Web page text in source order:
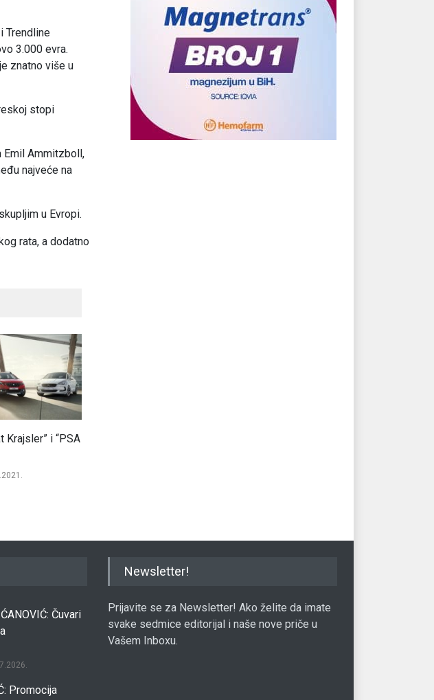
Trendline
3.000 evra.
znatno više u
stopi
Emil Ammitzboll,
najveće na
u Evropi.
rata, a dodatno
Krajsler” i “PSA
Čuvari
Promocija
Newsletter!
Prijavite se za Newsletter! Ako želite da imate
svake sedmice editorijal i naše nove priče u
Vašem Inboxu.